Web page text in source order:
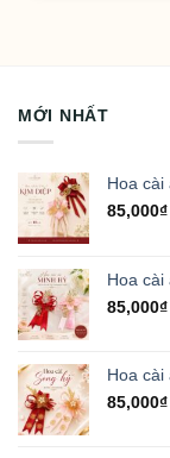
MỚI NHẤT
Hoa cài
85,000₫
Hoa cài
85,000₫
Hoa cài
85,000₫